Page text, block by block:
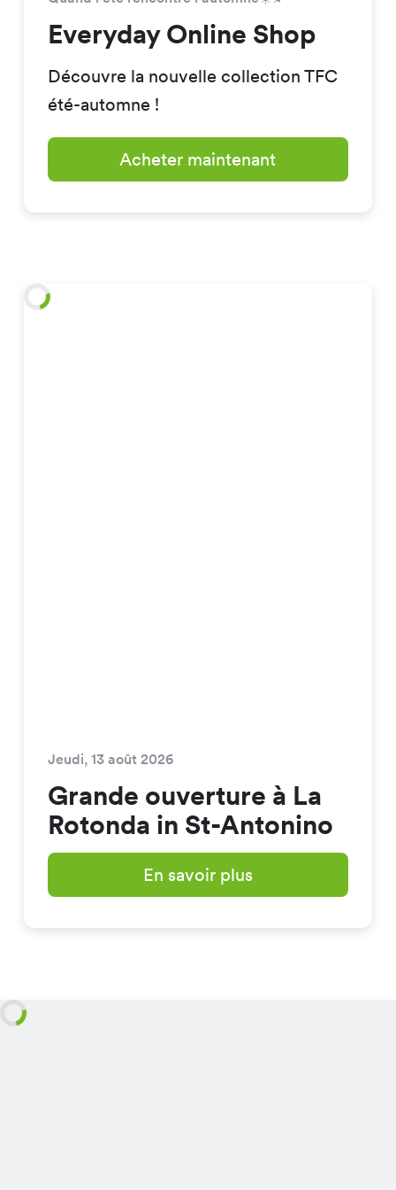
Everyday Online Shop
Découvre la nouvelle collection TFC
été-automne !
Acheter maintenant
Jeudi, 13 août 2026
Grande ouverture à La
Rotonda in St-Antonino
En savoir plus